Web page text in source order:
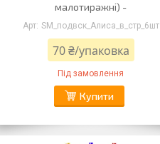
малотиражні) -
SM_подвск_Алиса_в_стр_6шт
70 ₴/упаковка
Під замовлення
Купити